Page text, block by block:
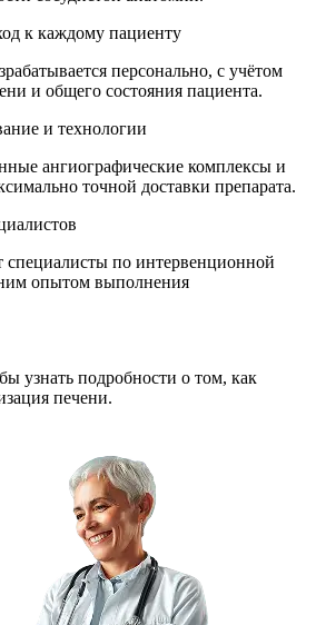
к каждому пациенту
персонально, с учётом
и общего состояния пациента.
и технологии
ангиографические комплексы и
точной доставки препарата.
по интервенционной
опытом выполнения
узнать подробности о том, как
печени.